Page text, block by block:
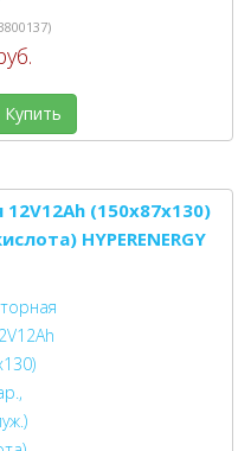
)
Купить
(150x87x130)
HYPERENERGY